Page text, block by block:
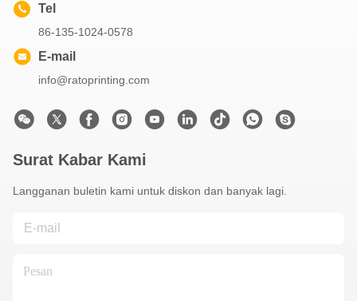
Tel
86-135-1024-0578
E-mail
info@ratoprinting.com
Surat Kabar Kami
Langganan buletin kami untuk diskon dan banyak lagi.